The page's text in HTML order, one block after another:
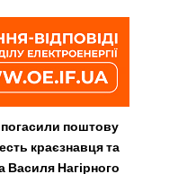
поштову
краєзнавця та
Василя Нагірного